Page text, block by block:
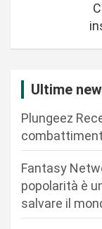
Ultime
Plungeez
Fantasy
popolarità è
salvare il